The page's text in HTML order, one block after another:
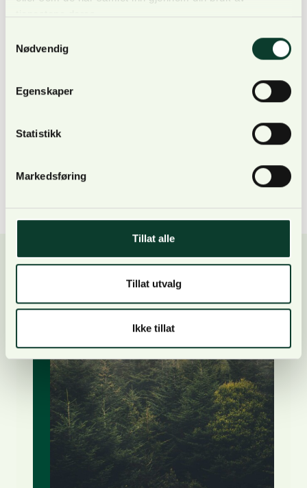
Nødvendig
Egenskaper
Statistikk
Markedsføring
Tillat alle
Tillat utvalg
Ikke tillat